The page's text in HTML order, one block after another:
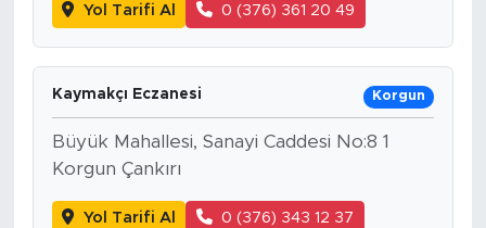
Yol Tarifi Al 0 (376) 361 20 49
Kaymakçı Eczanesi Korgun
Büyük Mahallesi, Sanayi Caddesi No:8 1
Korgun Çankırı
Yol Tarifi Al 0 (376) 343 12 37